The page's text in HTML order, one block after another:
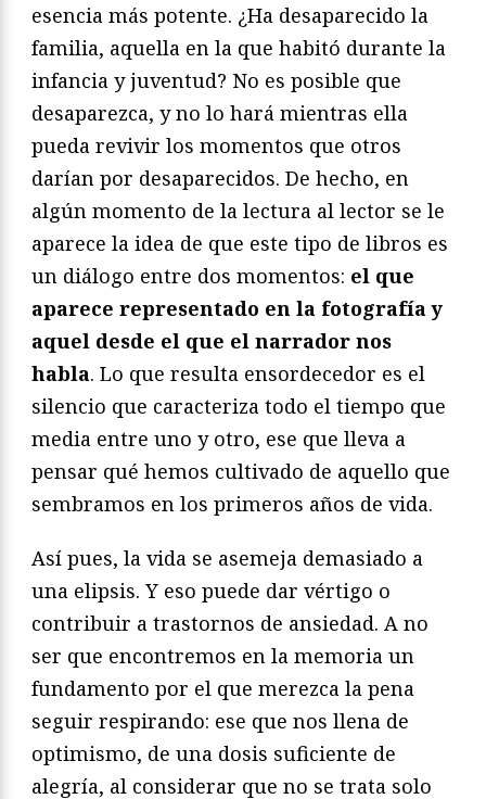
esencia más potente. ¿Ha desaparecido la
familia, aquella en la que habitó durante la
infancia y juventud? No es posible que
desaparezca, y no lo hará mientras ella
pueda revivir los momentos que otros
darían por desaparecidos. De hecho, en
algún momento de la lectura al lector se le
aparece la idea de que este tipo de libros es
un diálogo entre dos momentos: el que
aparece representado en la fotografía y
aquel desde el que el narrador nos
habla. Lo que resulta ensordecedor es el
silencio que caracteriza todo el tiempo que
media entre uno y otro, ese que lleva a
pensar qué hemos cultivado de aquello que
sembramos en los primeros años de vida.
Así pues, la vida se asemeja demasiado a
una elipsis. Y eso puede dar vértigo o
contribuir a trastornos de ansiedad. A no
ser que encontremos en la memoria un
fundamento por el que merezca la pena
seguir respirando: ese que nos llena de
optimismo, de una dosis suficiente de
alegría, al considerar que no se trata solo